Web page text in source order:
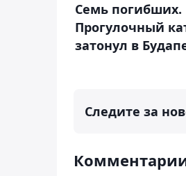
Семь погибших.
Прогулочный
затонул в
Следите за